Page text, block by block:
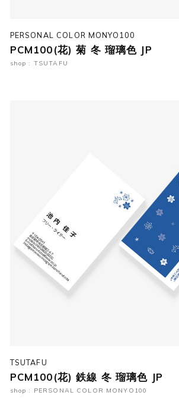
PERSONAL COLOR MONYO100
PCM100(花) 菊 冬 瑠璃色 JP
shop : TSUTAFU
TSUTAFU
PCM100(花) 鉄線 冬 瑠璃色 JP
shop : PERSONAL COLOR MONYO100